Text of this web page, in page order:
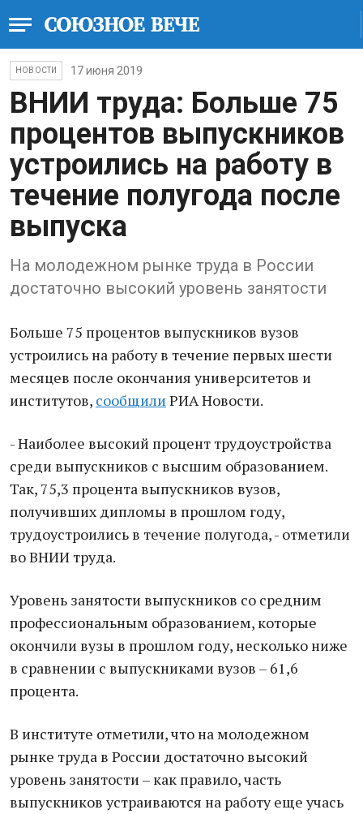
НОВОСТИ 17 июня 2019
ВНИИ труда: Больше 75
процентов выпускников
устроились на работу в
течение полугода после
выпуска
На молодежном рынке труда в России
достаточно высокий уровень занятости
Больше 75 процентов выпускников вузов
устроились на работу в течение первых шести
месяцев после окончания университетов и
институтов, сообщили РИА Новости.
- Наиболее высокий процент трудоустройства
среди выпускников с высшим образованием.
Так, 75,3 процента выпускников вузов,
получивших дипломы в прошлом году,
трудоустроились в течение полугода, - отметили
во ВНИИ труда.
Уровень занятости выпускников со средним
профессиональным образованием, которые
окончили вузы в прошлом году, несколько ниже
в сравнении с выпускниками вузов – 61,6
процента.
В институте отметили, что на молодежном
рынке труда в России достаточно высокий
уровень занятости – как правило, часть
выпускников устраиваются на работу еще учась